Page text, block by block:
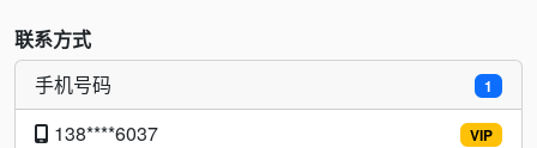
联系方式
1
手机号码
VIP
138****6037